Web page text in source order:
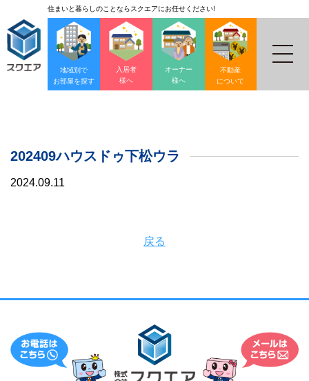
住まいと暮らしのことならスクエアにお任せください!
地域別で
お部屋を探す
入居者
様へ
オーナー
様へ
不動産
について
202409ハウスドゥ下松ウラ
2024.09.11
戻る